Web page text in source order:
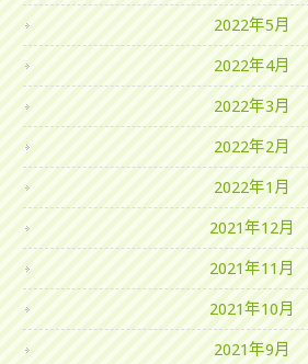
2022年5月
2022年4月
2022年3月
2022年2月
2022年1月
2021年12月
2021年11月
2021年10月
2021年9月